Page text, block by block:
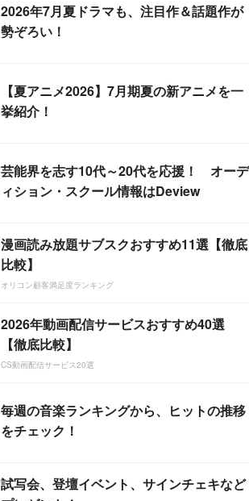
2026年7月夏ドラマも、注目作＆話題作が
勢ぞろい！
【夏アニメ2026】7月期夏の新アニメを一
挙紹介！
芸能界を志す10代～20代を応援！ オーデ
ィション・スクール情報はDeview
漫画読み放題サブスクおすすめ11選【徹底
比較】
オリコン顧客満足度ランキング
2026年動画配信サービスおすすめ40選
【徹底比較】
CS動画配信サービス20選
毎週の音楽ランキングから、ヒットの推移
をチェック！
試写会、登壇イベント、サインチェキなど